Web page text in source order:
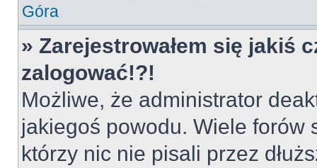
Góra
» Zarejestrowałem się jakiś
zalogować!?!
Możliwe, że administrator
jakiegoś powodu. Wiele forów
którzy nic nie pisali przez